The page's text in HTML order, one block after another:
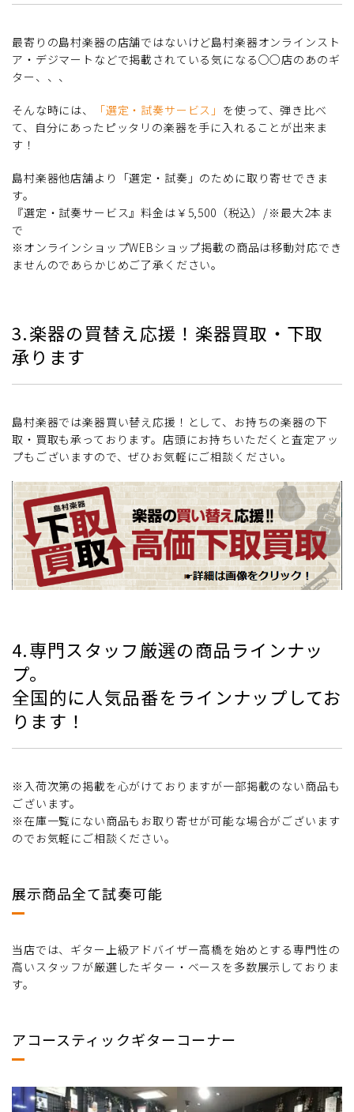
最寄りの島村楽器の店舗ではないけど島村楽器オンラインスト
ア・デジマートなどで掲載されている気になる○○店のあのギ
ター、、、
そんな時には、 「選定・試奏サービス」 を使って、弾き比べ
て、自分にあったピッタリの楽器を手に入れることが出来ま
す！
島村楽器他店舗より「選定・試奏」のために取り寄せできま
す。
『選定・試奏サービス』料金は￥5,500（税込）/※最大2本ま
で
※オンラインショップWEBショップ掲載の商品は移動対応でき
ませんのであらかじめご了承ください。
3.楽器の買替え応援！楽器買取・下取
承ります
島村楽器では楽器買い替え応援！として、お持ちの楽器の下
取・買取も承っております。店頭にお持ちいただくと査定アッ
プもございますので、ぜひお気軽にご相談ください。
4.専門スタッフ厳選の商品ラインナッ
プ。
全国的に人気品番をラインナップしてお
ります！
※入荷次第の掲載を心がけておりますが一部掲載のない商品も
ございます。
※在庫一覧にない商品もお取り寄せが可能な場合がございます
のでお気軽にご相談ください。
展示商品全て試奏可能
当店では、ギター上級アドバイザー高橋を始めとする専門性の
高いスタッフが厳選したギター・ベースを多数展示しておりま
す。
アコースティックギターコーナー